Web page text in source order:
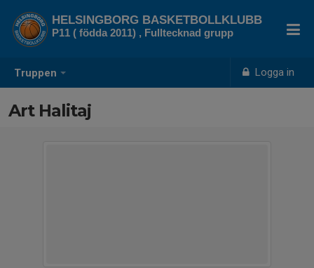
Truppen Logga in
HELSINGBORG BASKETBOLLKLUBB
P11 ( födda 2011) , Fulltecknad grupp
Art Halitaj